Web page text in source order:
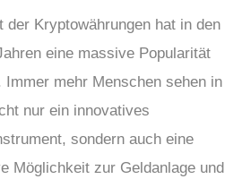
der Kryptowährungen hat in den
eine massive Popularität
Immer mehr Menschen sehen in
nur ein innovatives
sondern auch eine
Möglichkeit zur Geldanlage und